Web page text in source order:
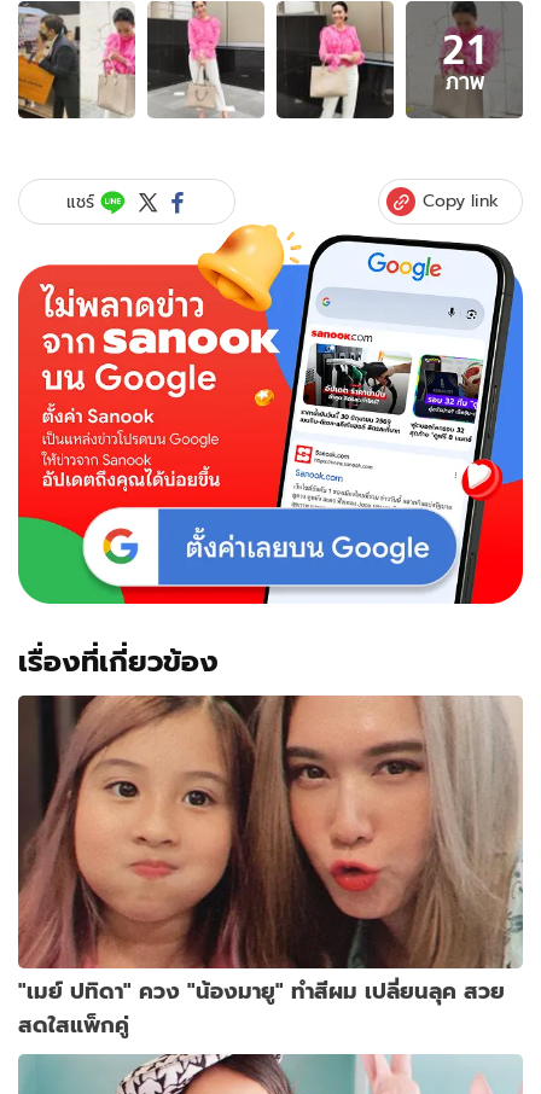
อัลบั้ม
ภาพ
21
ภาพ
ของ
กระเป๋า
ที่
กรร
ชัย"
สาว
มวย
เกิด
เลย
21
ภาพ
แชร์ Copy link
เรื่องที่เกี่ยวข้อง
"เมย์ ปทิดา" ควง "น้องมายู" ทำสีผม เปลี่ยนลุค สวย
สดใสแพ็กคู่